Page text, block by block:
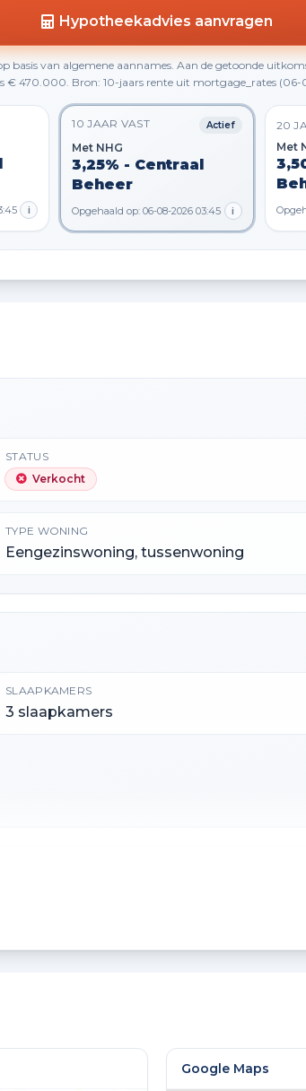
Hypotheekadvies aanvragen
basis van algemene aannames. Aan de getoonde
€ 470.000. Bron: 10-jaars rente uit mortgage_rates
i
10 JAAR VAST Actief
Met NHG
3,25% - Centraal
Beheer
Opgehaald op: 06-08-2026 03:45 i
20
Met
STATUS
Verkocht
TYPE WONING
Eengezinswoning, tussenwoning
SLAAPKAMERS
3 slaapkamers
Google Maps